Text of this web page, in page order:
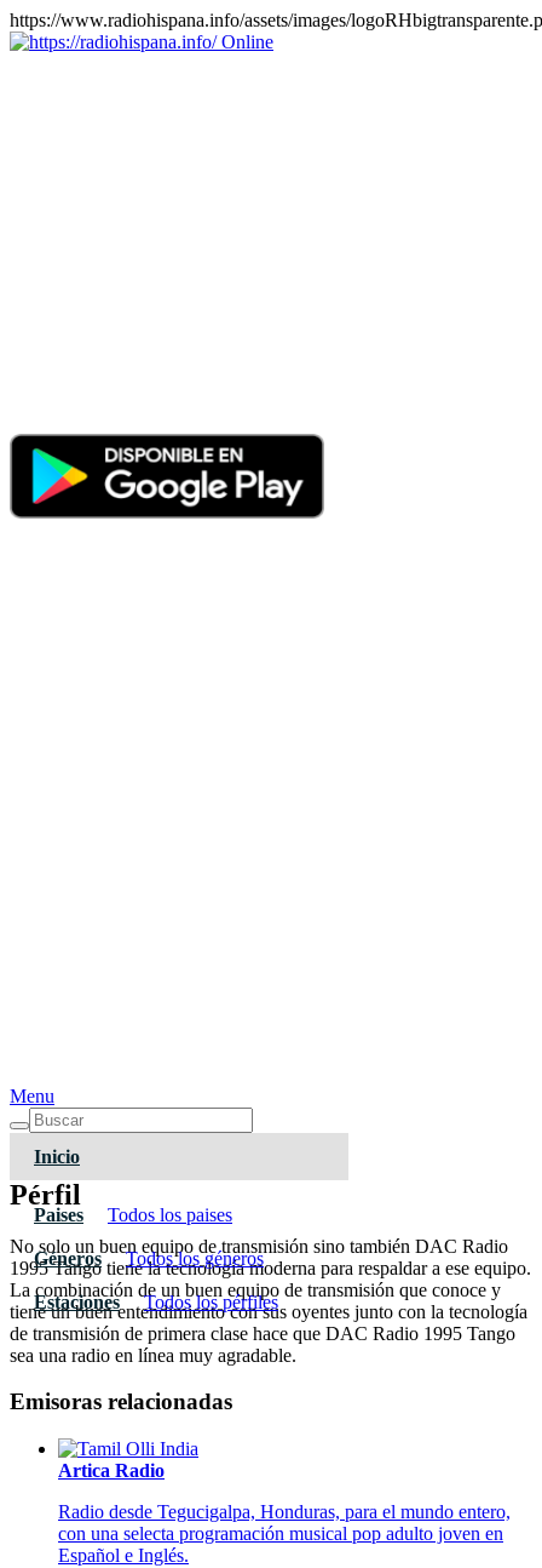
https://www.radiohispana.info/assets/images/
Online
Menu
Inicio
Paises Todos los paises
Géneros Todos los géneros
Estaciones Todos los pérfiles
Pérfil
No solo un buen equipo de transmisión sino también DAC Radio
1995 Tango tiene la tecnología moderna para respaldar a ese equipo.
La combinación de un buen equipo de transmisión que conoce y
tiene un buen entendimiento con sus oyentes junto con la tecnología
de transmisión de primera clase hace que DAC Radio 1995 Tango
sea una radio en línea muy agradable.
Emisoras relacionadas
Artica Radio
Radio desde Tegucigalpa, Honduras, para el mundo entero,
con una selecta programación musical pop adulto joven en
Español e Inglés.